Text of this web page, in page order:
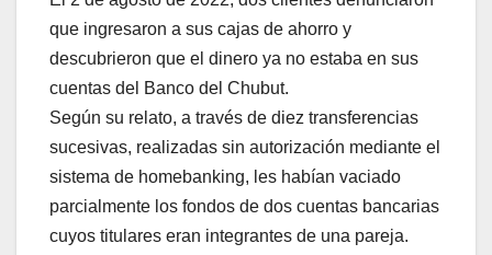
que ingresaron a sus cajas de ahorro y
descubrieron que el dinero ya no estaba en sus
cuentas del Banco del Chubut.
Según su relato, a través de diez transferencias
sucesivas, realizadas sin autorización mediante el
sistema de homebanking, les habían vaciado
parcialmente los fondos de dos cuentas bancarias
cuyos titulares eran integrantes de una pareja.